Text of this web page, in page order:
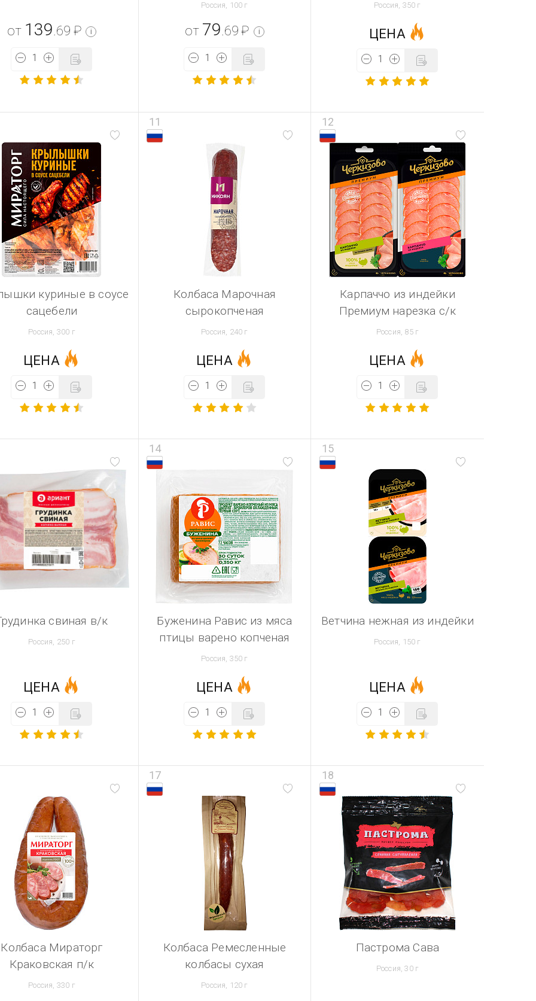
от 139 .69 ₽ i
Россия, 100 г
от 79 .69 ₽ i
Россия, 350 г
ЦЕНА
куриные в соусе
сацебели
Россия, 300 г
ЦЕНА
11
Колбаса Марочная
сырокопченая
Россия, 240 г
ЦЕНА
12
Карпаччо из индейки
Премиум нарезка с/к
Россия, 85 г
ЦЕНА
свиная в/к
Россия, 250 г
ЦЕНА
14
Буженина Равис из мяса
птицы варено копченая
Россия, 350 г
ЦЕНА
15
Ветчина нежная из индейки
Россия, 150 г
ЦЕНА
Колбаса Мираторг
Краковская п/к
Россия, 330 г
17
Колбаса Ремесленные
колбасы сухая
Россия, 120 г
18
Пастрома Сава
Россия, 30 г